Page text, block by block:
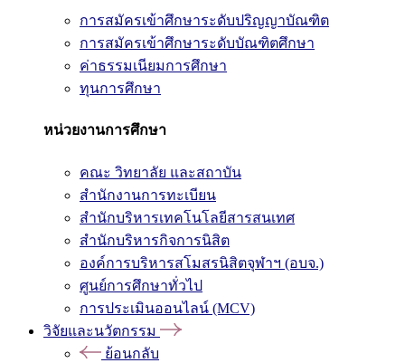
การสมัครเข้าศึกษาระดับปริญญาบัณฑิต
การสมัครเข้าศึกษาระดับบัณฑิตศึกษา
ค่าธรรมเนียมการศึกษา
ทุนการศึกษา
หน่วยงานการศึกษา
คณะ วิทยาลัย และสถาบัน
สำนักงานการทะเบียน
สำนักบริหารเทคโนโลยีสารสนเทศ
สำนักบริหารกิจการนิสิต
องค์การบริหารสโมสรนิสิตจุฬาฯ (อบจ.)
ศูนย์การศึกษาทั่วไป
การประเมินออนไลน์ (MCV)
วิจัยและนวัตกรรม
ย้อนกลับ